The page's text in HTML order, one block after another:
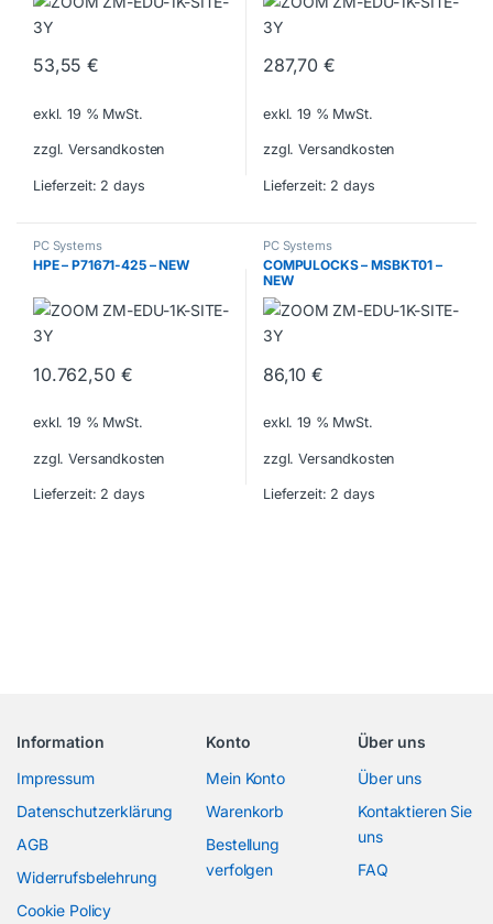
53,55€
exkl. 19 % MwSt.
zzgl. Versandkosten
Lieferzeit: 2 days
287,70€
exkl. 19 % MwSt.
zzgl. Versandkosten
Lieferzeit: 2 days
PC Systems
HPE – P71671-425 – NEW
10.762,50 €
exkl. 19 % MwSt.
zzgl. Versandkosten
Lieferzeit: 2 days
PC Systems
COMPULOCKS – MSBKT01 –
NEW
86,10€
exkl. 19 % MwSt.
zzgl. Versandkosten
Lieferzeit: 2 days
Information
Impressum
Datenschutzerklärung
AGB
Widerrufsbelehrung
Cookie Policy
Konto
Mein Konto
Warenkorb
Bestellung
verfolgen
Über uns
Über uns
Kontaktieren Sie
uns
FAQ